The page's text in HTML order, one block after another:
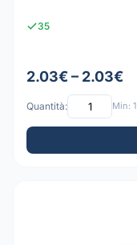
35
2.03€ – 2.03€
Quantità: Min: 1